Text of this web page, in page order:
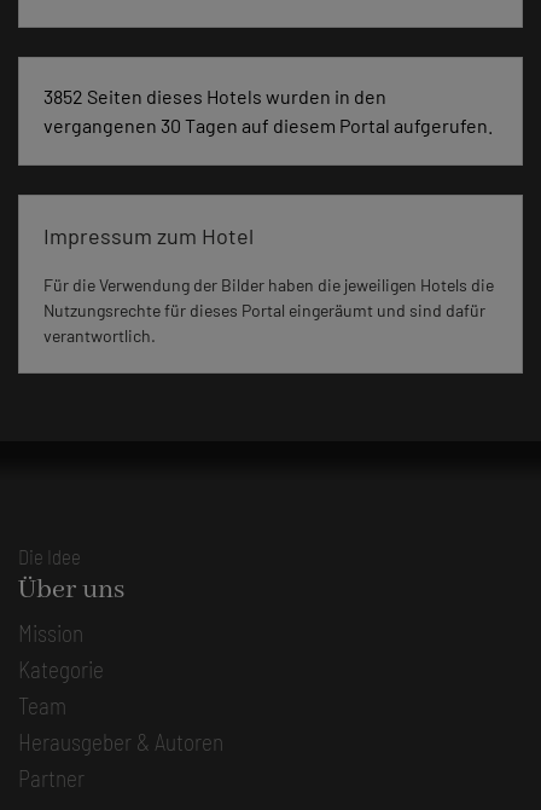
3852 Seiten dieses Hotels wurden in den
vergangenen 30 Tagen auf diesem Portal aufgerufen.
Impressum zum Hotel
Für die Verwendung der Bilder haben die jeweiligen Hotels die
Nutzungsrechte für dieses Portal eingeräumt und sind dafür
verantwortlich.
Die Idee
Über uns
Mission
Kategorie
Team
Herausgeber & Autoren
Partner